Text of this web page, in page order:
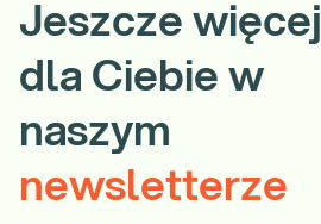
Jeszcze więcej
dla Ciebie w
naszym
newsletterze